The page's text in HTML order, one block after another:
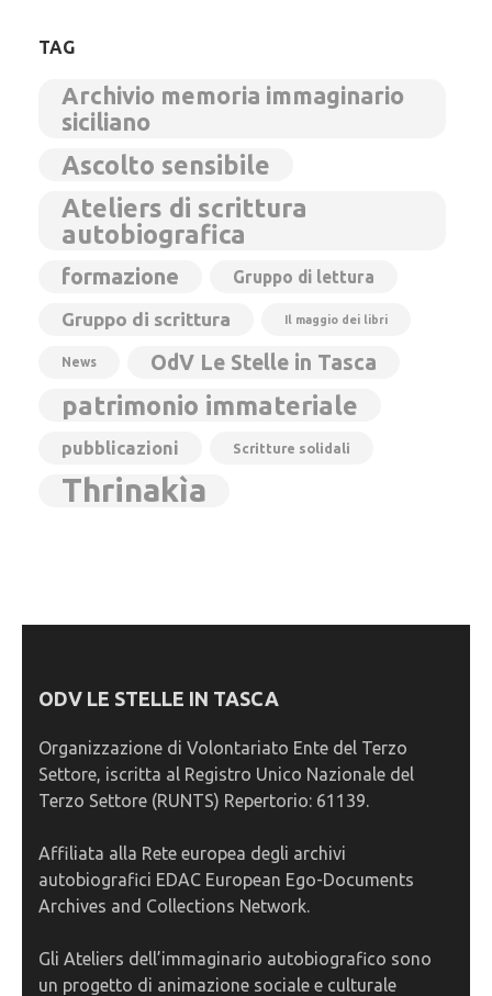
TAG
Archivio memoria immaginario
siciliano
Ascolto sensibile
Ateliers di scrittura
autobiografica
formazione Gruppo di lettura
Gruppo di scrittura Il maggio dei libri
News OdV Le Stelle in Tasca
patrimonio immateriale
pubblicazioni Scritture solidali
Thrinakìa
ODV LE STELLE IN TASCA
Organizzazione di Volontariato Ente del Terzo
Settore, iscritta al Registro Unico Nazionale del
Terzo Settore (RUNTS) Repertorio: 61139.
Affiliata alla Rete europea degli archivi
autobiografici EDAC European Ego-Documents
Archives and Collections Network.
Gli Ateliers dell’immaginario autobiografico sono
un progetto di animazione sociale e culturale